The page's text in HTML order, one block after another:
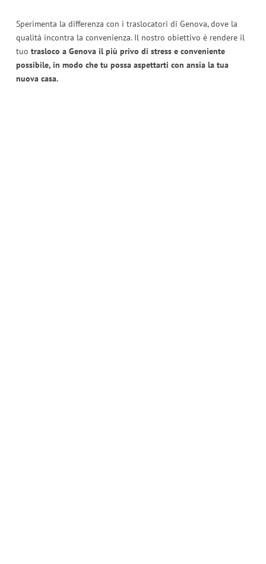
Sperimenta la differenza con i traslocatori di Genova, dove la
qualità incontra la convenienza. Il nostro obiettivo è rendere il
tuo trasloco a Genova il più privo di stress e conveniente
possibile, in modo che tu possa aspettarti con ansia la tua
nuova casa.